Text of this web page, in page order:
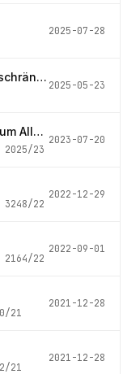
2025-07-28
LaKaZe Franken UG (haftungsbeschränkt)
2025-05-23
Medizinisches Versorgungszentrum Allgäu Bodensee gemeinnützige GmbH
2025/23
2023-07-20
3248/22
2022-12-29
2164/22
2022-09-01
21
2021-12-28
21
2021-12-28